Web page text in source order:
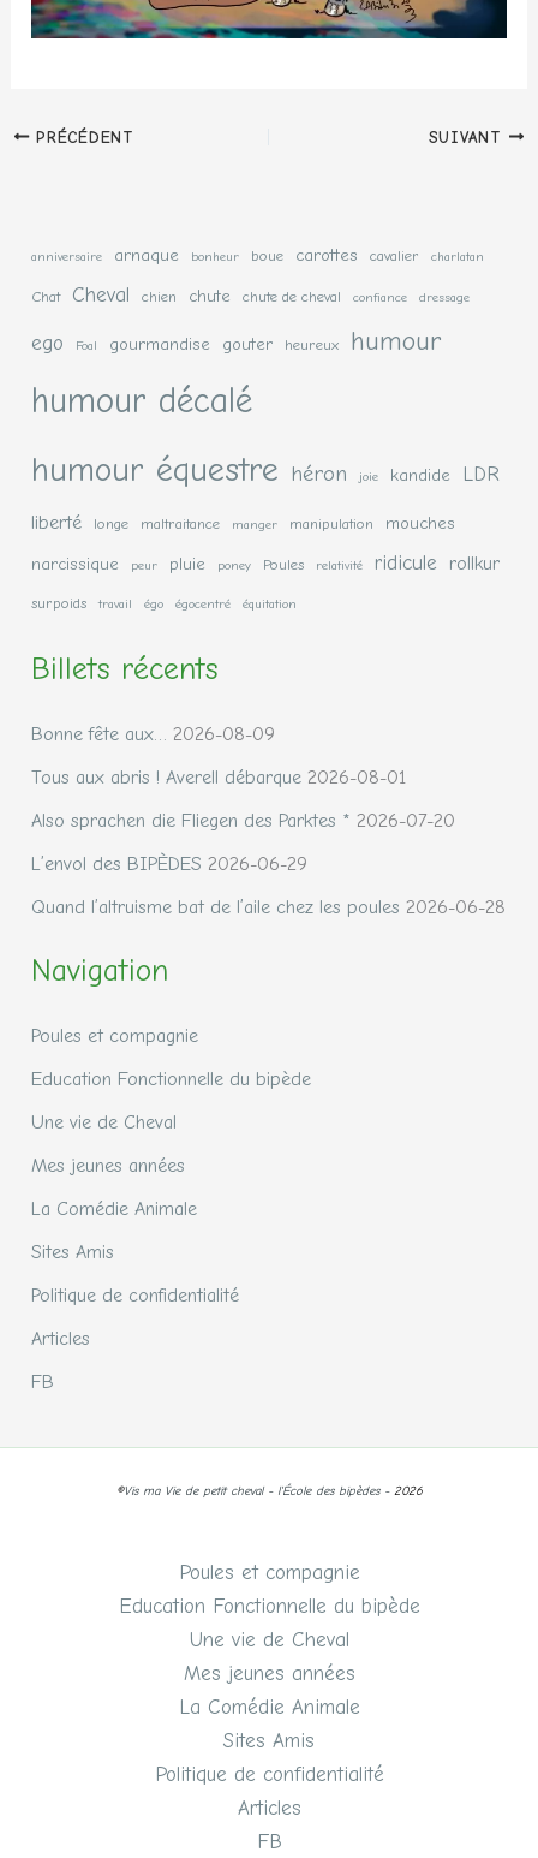
PRÉCÉDENT SUIVANT
anniversaire arnaque bonheur boue carottes cavalier charlatan
Chat Cheval chien chute chute de cheval confiance dressage
ego Foal gourmandise gouter heureux humour
humour décalé
humour équestre héron joie kandide LDR
liberté longe maltraitance manger manipulation
mouches
narcissique
peur pluie poney Poules relativité ridicule rollkur
surpoids travail égo égocentré équitation
Billets récents
Bonne fête aux… 2026-08-09
Tous aux abris ! Averell débarque 2026-08-01
Also sprachen die Fliegen des Parktes * 2026-07-20
L’envol des BIPÈDES 2026-06-29
Quand l’altruisme bat de l’aile chez les poules 2026-06-28
Navigation
Poules et compagnie
Education Fonctionnelle du bipède
Une vie de Cheval
Mes jeunes années
La Comédie Animale
Sites Amis
Politique de confidentialité
Articles
FB
©Vis ma Vie de petit cheval - l'École des bipèdes - 2026
Poules et compagnie
Education Fonctionnelle du bipède
Une vie de Cheval
Mes jeunes années
La Comédie Animale
Sites Amis
Politique de confidentialité
Articles
FB